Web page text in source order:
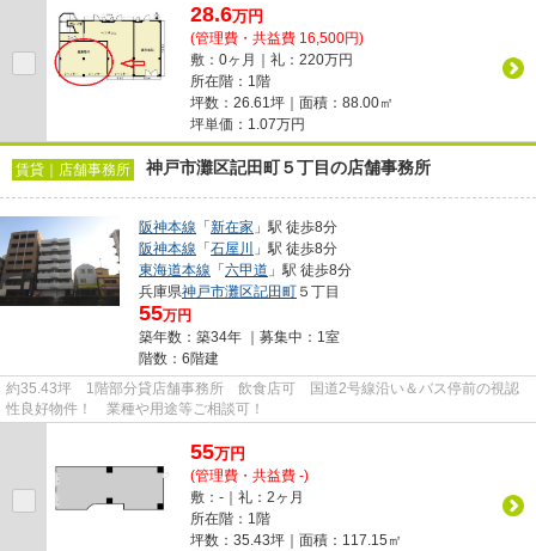
28.6万円
(管理費・共益費 16,500円)
敷：0ヶ月｜礼：220万円
所在階：1階
坪数：26.61坪｜面積：88.00㎡
坪単価： 1.07万円
賃貸｜店舗事務所 神戸市灘区記田町５丁目の店舗事務所
阪神本線 「 新在家 」駅 徒歩8分
阪神本線 「 石屋川
」駅 徒歩8分
東海道本線 「 六甲道 」駅 徒歩8分
兵庫県神戸市灘区記田町 ５丁目
55万円
築年数：築34年 ｜募集中： 1室
階数：6階建
約35.43坪 1階部分貸店舗事務所 飲食店可 国道2号線沿い＆バス停前の視認
性良好物件！ 業種や用途等ご相談可！
55万円
(管理費・共益費 -)
敷：-｜礼：2ヶ月
所在階：1階
坪数：35.43坪｜面積：117.15㎡